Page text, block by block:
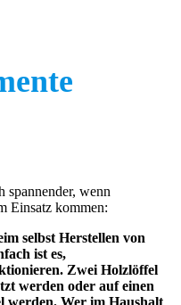
wenn
Einsatz kommen:
selbst Herstellen von
ist es,
Zwei Holzlöffel
werden oder auf einen
werden. Wer im Haushalt